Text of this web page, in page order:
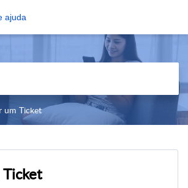
ajuda
um Ticket
Ticket